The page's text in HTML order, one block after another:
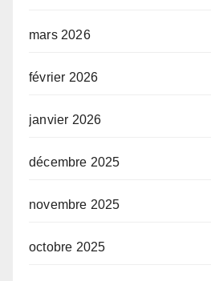
mars 2026
février 2026
janvier 2026
décembre 2025
novembre 2025
octobre 2025